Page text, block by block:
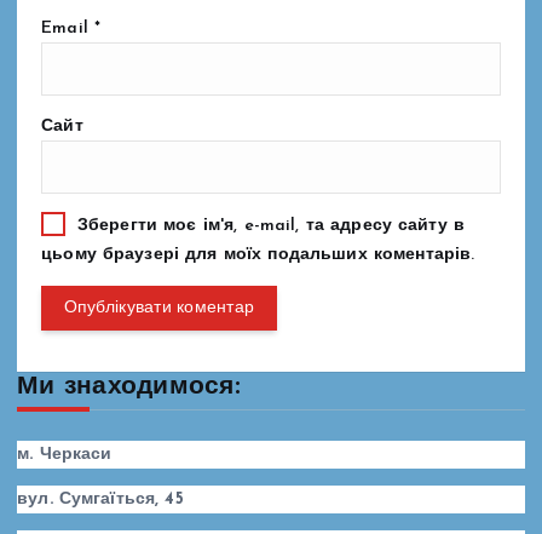
Email *
Сайт
Зберегти моє ім'я, e-mail, та адресу сайту в
цьому браузері для моїх подальших коментарів.
Ми знаходимося:
м. Черкаси
вул. Сумгаїться, 45